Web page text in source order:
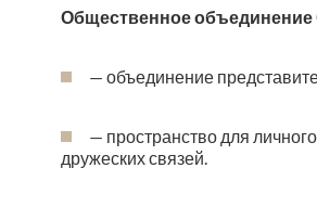
Общественное объединение
— объединение
— пространство для
дружеских связей.